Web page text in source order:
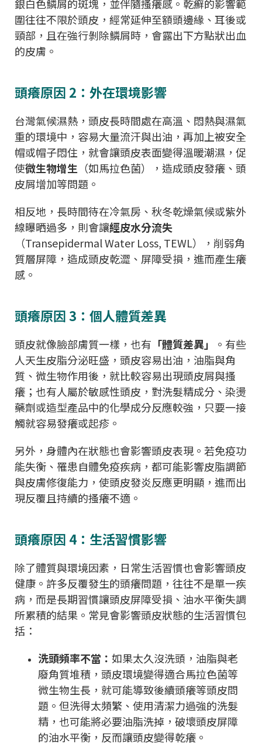
銀白色鱗屑的斑塊，並伴隨搔癢感。乾癬的影響範
圍往往不限於頭皮，經常延伸至額頭邊緣、耳後或
頸部，且在強行剝除鱗屑時，會露出下方點狀出血
的皮膚。
頭癢原因 2：外在環境影響
台灣氣候濕熱，頭皮長時間處在高溫、悶熱與濕氣
重的環境中，容易大量流汗與出油，再加上被安全
帽或帽子悶住，就會讓頭皮表面變得溫暖潮濕，促
使微生物增生 （如馬拉色菌），造成頭皮發癢、頭
皮屑增加等問題。
相反地，長時間待在冷氣房、秋冬乾燥氣候或紫外
線曝晒過多，則會讓經皮水分流失
（Transepidermal Water Loss, TEWL），削弱角
質層屏障，造成頭皮乾澀、屏障受損，進而產生癢
感。
頭癢原因 3：個人體質差異
頭皮就像臉部膚質一樣，也有 「體質差異」
。有些
人天生皮脂分泌旺盛，頭皮容易出油，油脂與角
質、微生物作用後，就比較容易出現頭皮屑與搔
癢；也有人屬於敏感性頭皮，對洗髮精成分、染燙
藥劑或造型產品中的化學成分反應較強，只要一接
觸就容易發癢或起疹。
另外，身體內在狀態也會影響頭皮表現。若免疫功
能失衡、罹患自體免疫疾病，都可能影響皮脂調節
與皮膚修復能力，使頭皮發炎反應更明顯，進而出
現反覆且持續的搔癢不適。
頭癢原因 4：生活習慣影響
除了體質與環境因素，日常生活習慣也會影響頭皮
健康。許多反覆發生的頭癢問題，往往不是單一疾
病，而是長期習慣讓頭皮屏障受損、油水平衡失調
所累積的結果。常見會影響頭皮狀態的生活習慣包
括：
洗頭頻率不當： 如果太久沒洗頭，油脂與老
廢角質堆積，頭皮環境變得適合馬拉色菌等
微生物生長，就可能導致後續頭癢等頭皮問
題。但洗得太頻繁、使用清潔力過強的洗髮
精，也可能將必要油脂洗掉，破壞頭皮屏障
的油水平衡，反而讓頭皮變得乾癢。